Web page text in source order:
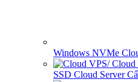
Windows NVMe
SSD Cloud Server